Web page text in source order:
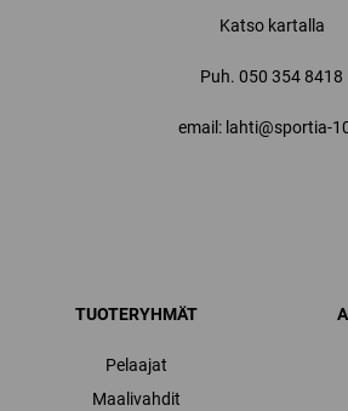
Katso kartalla
Puh. 050 354 8418
email: lahti@sportia-
TUOTERYHMÄT
Pelaajat
Maalivahdit